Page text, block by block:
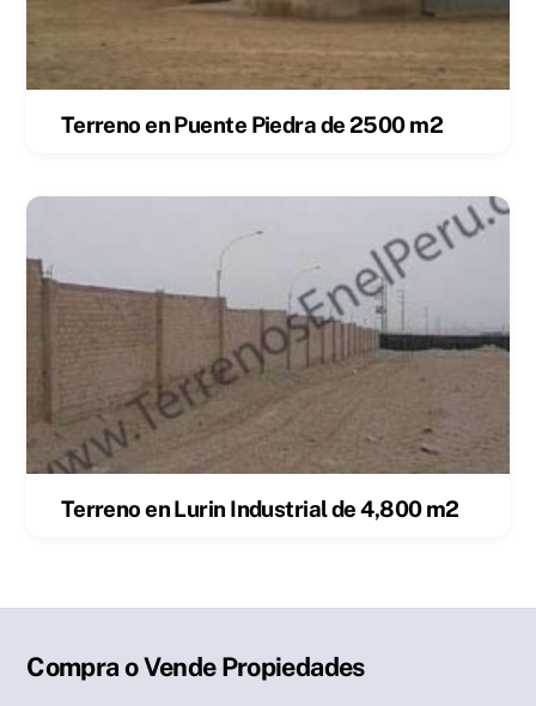
Terreno en Puente Piedra de 2500 m2
Terreno en Lurin Industrial de 4,800 m2
Compra o Vende Propiedades